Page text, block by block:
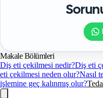
Makale Bölümleri
Diş eti çekilmesi nedir?Diş eti
eti çekilmesi neden olur?Nasıl
işlemine geç kalınmış olur?